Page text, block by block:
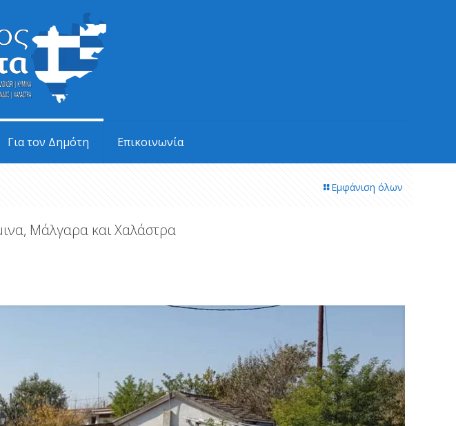
Για τον Δημότη Επικοινωνία
Εμφάνιση όλων
Μάλγαρα και Χαλάστρα